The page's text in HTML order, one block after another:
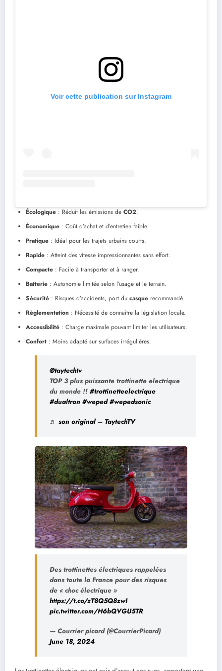
Voir cette publication sur Instagram
Écologique : Réduit les émissions de CO2.
Économique : Coût d’achat et d’entretien faible.
Pratique : Idéal pour les trajets urbains courts.
Rapide : Atteint des vitesse impressionnantes sans effort.
Compacte : Facile à transporter et à ranger.
Batterie : Autonomie limitée selon l’usage et le terrain.
Sécurité : Risques d’accidents, port du casque recommandé.
Règlementation : Nécessité de connaître la législation locale.
Accessibilité : Charge maximale pouvant limiter les utilisateurs.
Confort : Moins adapté sur surfaces irrégulières.
@taytechtv
TOP 3 plus puissante trottinette electrique
du monde !! #trottinetteelectrique
#dualtron #weped #wepedsonic
♬ son original – TaytechTV
Des trottinettes électriques rappelées
dans toute la France pour des risques
de « choc électrique »
https://t.co/zT8Q5Q8zwI
pic.twitter.com/H6bQVGU5TR
— Courrier picard (@CourrierPicard)
June 18, 2024